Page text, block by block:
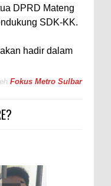
DPRD Mateng
SDK-KK.
hadir dalam
Fokus Metro Sulbar